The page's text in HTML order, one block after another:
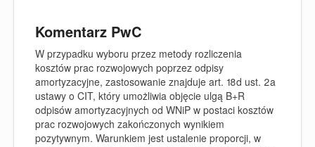
Komentarz PwC
W przypadku wyboru przez metody rozliczenia
kosztów prac rozwojowych poprzez odpisy
amortyzacyjne, zastosowanie znajduje art. 18d ust. 2a
ustawy o CIT, który umożliwia objęcie ulgą B+R
odpisów amortyzacyjnych od WNiP w postaci kosztów
prac rozwojowych zakończonych wynikiem
pozytywnym. Warunkiem jest ustalenie proporcji, w